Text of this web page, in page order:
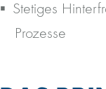
Stetiges
Prozesse